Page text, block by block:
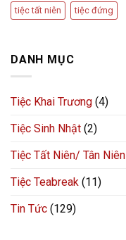
tiệc tất niên tiệc đứng
DANH MỤC
Tiệc Khai Trương (4)
Tiệc Sinh Nhật (2)
Tiệc Tất Niên/ Tân Niên
Tiệc Teabreak (11)
Tin Tức (129)